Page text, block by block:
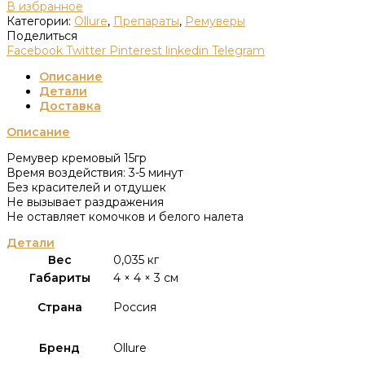
В избранное
Категории: Ollure, Препараты, Ремуверы
Поделиться
Facebook Twitter Pinterest linkedin Telegram
Описание
Детали
Доставка
Описание
Ремувер кремовый 15гр
Время воздействия: 3-5 минут
Без красителей и отдушек
Не вызывает раздражения
Не оставляет комочков и белого налета
Детали
Вес
0,035 кг
Габариты
4 × 4 × 3 см
Страна
Россия
Бренд Ollure